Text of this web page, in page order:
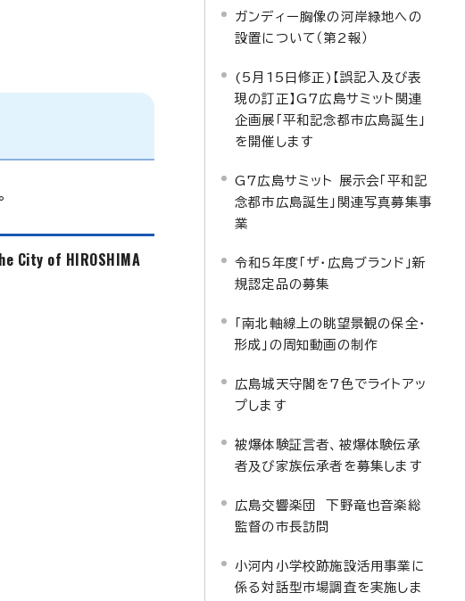
City of HIROSHIMA
ガンディー胸像の河岸緑地への
設置について（第2報）
(5月15日修正)【誤記入及び表
現の訂正】G7広島サミット関連
企画展「平和記念都市広島誕生」
を開催します
G7広島サミット 展示会「平和記
念都市広島誕生」関連写真募集事
業
令和5年度「ザ・広島ブランド」新
規認定品の募集
「南北軸線上の眺望景観の保全・
形成」の周知動画の制作
広島城天守閣を7色でライトアッ
プします
被爆体験証言者、被爆体験伝承
者及び家族伝承者を募集します
広島交響楽団 下野竜也音楽総
監督の市長訪問
小河内小学校跡施設活用事業に
係る対話型市場調査を実施しま